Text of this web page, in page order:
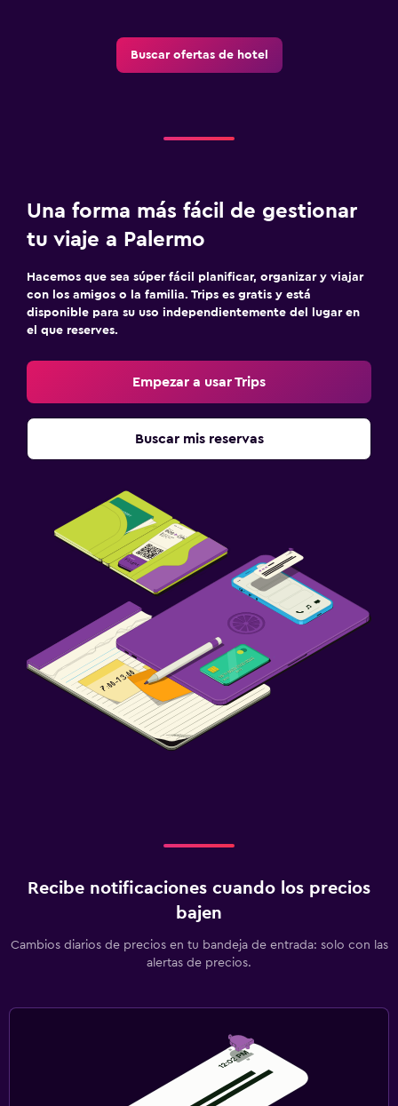
Traslado al aeropuerto (con cargos)
Estacionamiento privado
Plantas superiores accesibles por escaleras
Aire libre
Terraza
Muebles de exterior
Actividades
Escritorio
Ideal para familias
Cuna/cama nido disponibles
Buscar ofertas de hotel
Una forma más fácil de gestionar
tu viaje a Palermo
Hacemos que sea súper fácil planificar, organizar y viajar
con los amigos o la familia. Trips es gratis y está
disponible para su uso independientemente del lugar en
el que reserves.
Empezar a usar Trips
Buscar mis reservas
Recibe notificaciones cuando los precios
bajen
Cambios diarios de precios en tu bandeja de entrada: solo con las
alertas de precios.